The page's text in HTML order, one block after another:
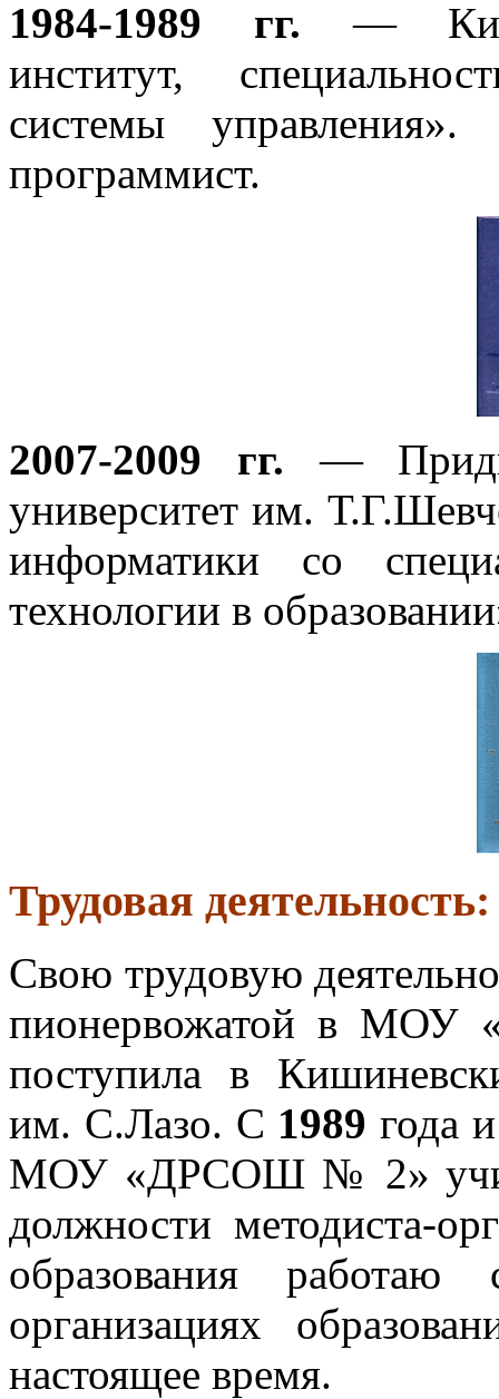
1984-1989 гг. —
институт,
системы
программист.
2007-2009 гг. —
университет им.
информатики со
технологии в
Трудовая
Свою трудовую
пионервожатой в
поступила в
им. С.Лазо. С 1989 года
МОУ «ДРСОШ № 2»
должности методиста-
образования
организациях
настоящее время.